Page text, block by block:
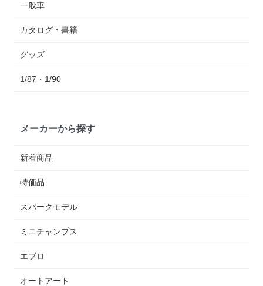
一般車
カタログ・書籍
グッズ
1/87・1/90
メーカーから探す
新着商品
特価品
スパークモデル
ミニチャンプス
エブロ
オートアート